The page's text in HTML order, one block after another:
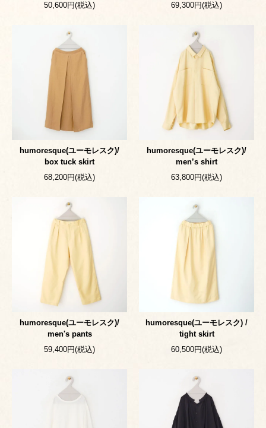
50,600円(税込)
69,300円(税込)
humoresque(ユーモレスク)/
box tuck skirt
68,200円(税込)
humoresque(ユーモレスク)/
men’s shirt
63,800円(税込)
humoresque(ユーモレスク)/
men's pants
59,400円(税込)
humoresque(ユーモレスク) /
tight skirt
60,500円(税込)